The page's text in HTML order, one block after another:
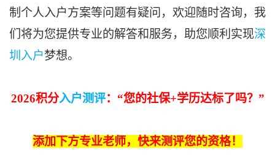
制个人入户方案等问题有疑问，欢迎随时咨询，我
们将为您提供专业的解答和服务，助您顺利实现深
圳入户梦想。
2026积分入户测评：“您的社保+学历达标了吗？ ”
添加下方专业老师，快来测评您的资格！